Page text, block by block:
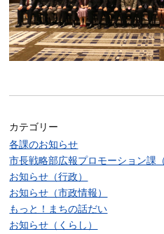
カテゴリー
各課のお知らせ
市長戦略部広報プロモーション課
お知らせ（行政）
お知らせ（市政情報）
もっと！まちの話だい
お知らせ（くらし）